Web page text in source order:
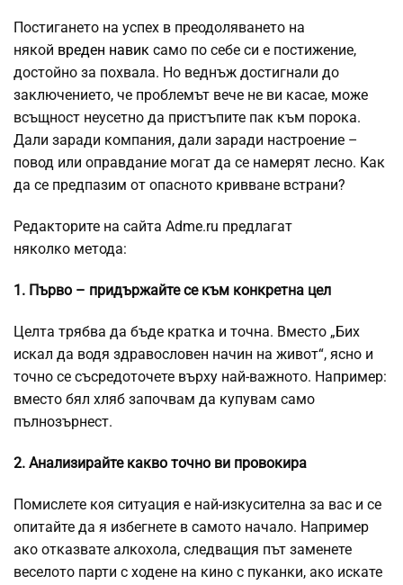
Постигането на успех в преодоляването на
някой вреден навик само по себе си е постижение,
достойно за похвала. Но веднъж достигнали до
заключението, че проблемът вече не ви касае, може
всъщност неусетно да пристъпите пак към порока.
Дали заради компания, дали заради настроение –
повод или оправдание могат да се намерят лесно. Как
да се предпазим от опасното кривване встрани?
Редакторите на сайта Adme.ru предлагат
няколко метода:
1. Първо – придържайте се към конкретна цел
Целта трябва да бъде кратка и точна. Вместо „Бих
искал да водя здравословен начин на живот“, ясно и
точно се съсредоточете върху най-важното. Например:
вместо бял хляб започвам да купувам само
пълнозърнест.
2. Анализирайте какво точно ви провокира
Помислете коя ситуация е най-изкусителна за вас и се
опитайте да я избегнете в самото начало. Например
ако отказвате алкохола, следващия път заменете
веселото парти с ходене на кино с пуканки, ако искате